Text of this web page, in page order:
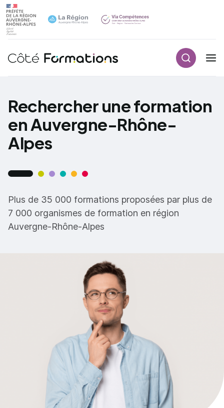
Navigation principale
Rechercher une formation
en Auvergne-Rhône-
Alpes
Plus de 35 000 formations proposées par plus de
7 000 organismes de formation en région
Auvergne-Rhône-Alpes